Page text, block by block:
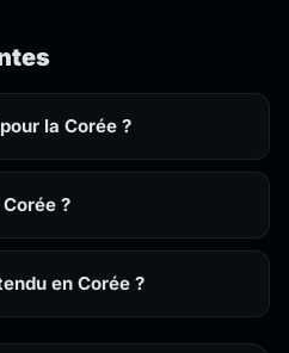
la Corée ?
?
en Corée ?